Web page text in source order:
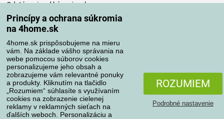
Princípy a ochrana súkromia
na 4home.sk
4home.sk prispôsobujeme na mieru
vám. Na základe vášho správania na
webe pomocou súborov cookies
personalizujeme jeho obsah a
zobrazujeme vám relevantné ponuky
a produkty. Kliknutím na tlačidlo
„Rozumiem“ súhlasíte s využívaním
cookies na zobrazenie cielenej
reklamy v reklamných sieťach na
ďalších weboch. Personalizáciu a
ROZUMIEM
Podrobné nastavenie
Odstúpenie od kúpnej zmluvy
Pravidlá spracovania recenzií
Spôsoby dopravy
Spôsoby platby
Spoľahlivý obchod